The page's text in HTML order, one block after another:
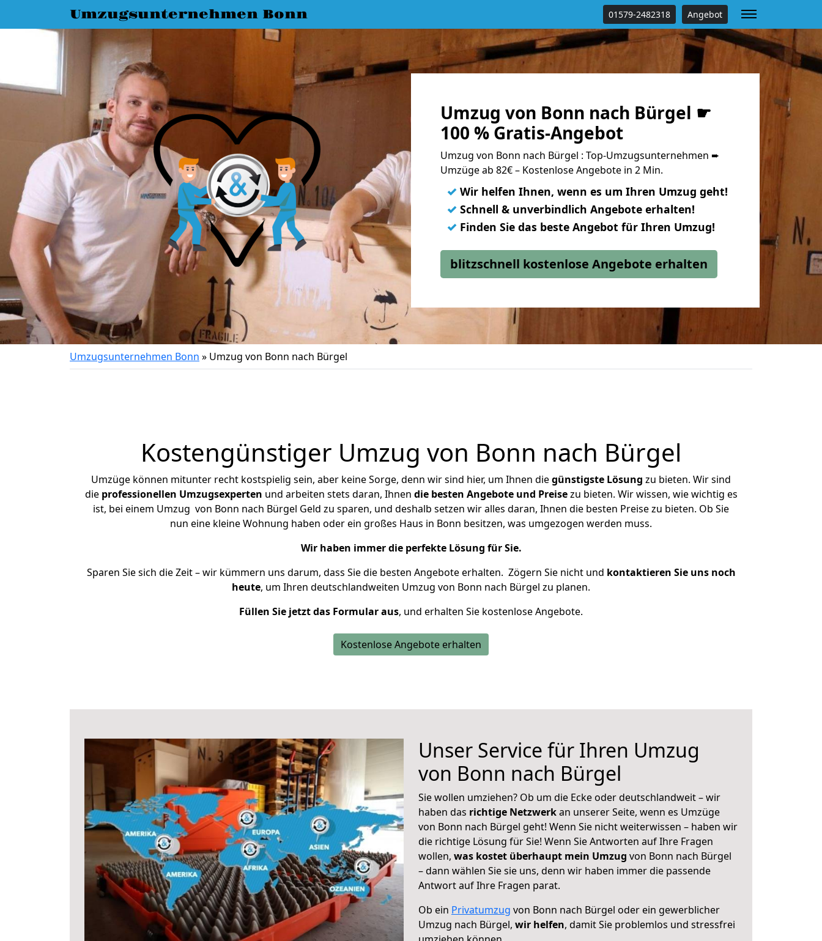
Umzugsunternehmen Bonn 01579-2482318 Angebot
Umzug von Bonn nach Bürgel ☛
100 % Gratis-Angebot
Umzug von Bonn nach Bürgel : Top-Umzugsunternehmen ➨
Umzüge ab 82€ – Kostenlose Angebote in 2 Min.
✓ Wir helfen Ihnen, wenn es um Ihren Umzug geht!
✓ Schnell & unverbindlich Angebote erhalten!
✓ Finden Sie das beste Angebot für Ihren Umzug!
blitzschnell kostenlose Angebote erhalten
Umzugsunternehmen Bonn » Umzug von Bonn nach Bürgel
Kostengünstiger Umzug von Bonn nach Bürgel
Umzüge können mitunter recht kostspielig sein, aber keine Sorge, denn wir sind hier, um Ihnen diegünstigste Lösung zu bieten. Wir sind
die professionellen Umzugsexperten und arbeiten stets daran, Ihnen die besten Angebote und Preisezu bieten. Wir wissen, wie wichtig es
ist, bei einem Umzug von Bonn nach Bürgel Geld zu sparen, und deshalb setzen wir alles daran, Ihnen die besten Preise zu bieten. Ob Sie
nun eine kleine Wohnung haben oder ein großes Haus in Bonn besitzen, was umgezogen werden muss.
Wir haben immer die perfekte Lösung für Sie.
Sparen Sie sich die Zeit – wir kümmern uns darum, dass Sie die besten Angebote erhalten. Zögern Sie nicht und kontaktieren Sie uns noch
heute, um Ihren deutschlandweiten Umzug von Bonn nach Bürgel zu planen.
Füllen Sie jetzt das Formular aus, und erhalten Sie kostenlose Angebote.
Kostenlose Angebote erhalten
Unser Service für Ihren Umzug
von Bonn nach Bürgel
Sie wollen umziehen? Ob um die Ecke oder deutschlandweit – wir
haben das richtige Netzwerkan unserer Seite, wenn es Umzüge
von Bonn nach Bürgel geht! Wenn Sie nicht weiterwissen – haben wir
die richtige Lösung für Sie! Wenn Sie Antworten auf Ihre Fragen
wollen, was kostet überhaupt mein Umzug von Bonn nach Bürgel
– dann wählen Sie sie uns, denn wir haben immer die passende
Antwort auf Ihre Fragen parat.
Ob ein Privatumzug von Bonn nach Bürgel oder ein gewerblicher
Umzug nach Bürgel, wir helfen, damit Sie problemlos und stressfrei